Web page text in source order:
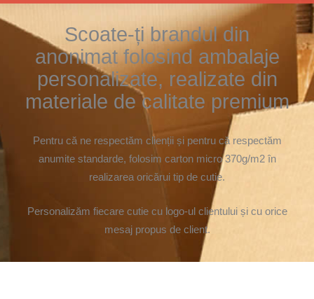
Scoate-ți brandul din
anonimat folosind ambalaje
personalizate, realizate din
materiale de calitate premium
Pentru că ne respectăm clienții și pentru că respectăm
anumite standarde, folosim carton micro 370g/m2 în
realizarea oricărui tip de cutie.
Personalizăm fiecare cutie cu logo-ul clientului și cu orice
mesaj propus de client.